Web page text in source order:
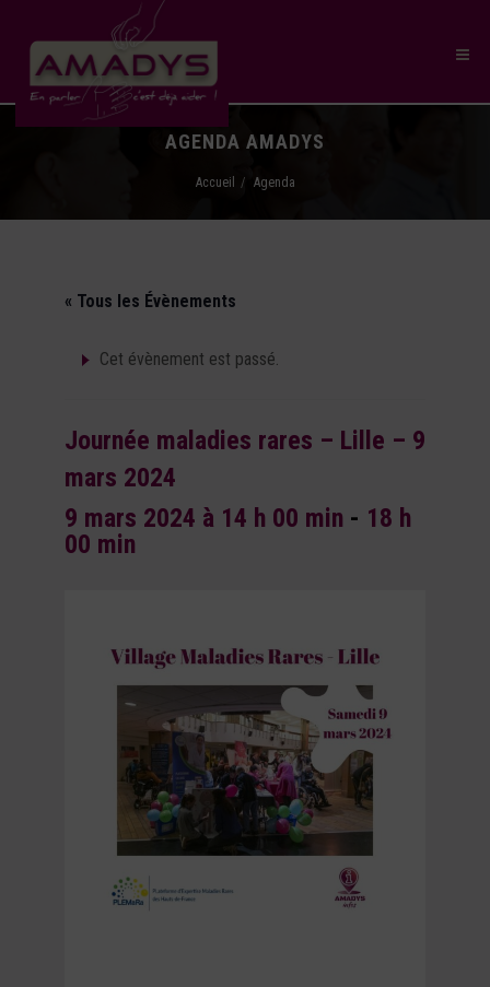
AGENDA AMADYS
Accueil Agenda
« Tous les Évènements
Cet évènement est passé.
Journée maladies rares – Lille – 9
mars 2024
9 mars 2024 à 14 h 00 min - 18 h
00 min